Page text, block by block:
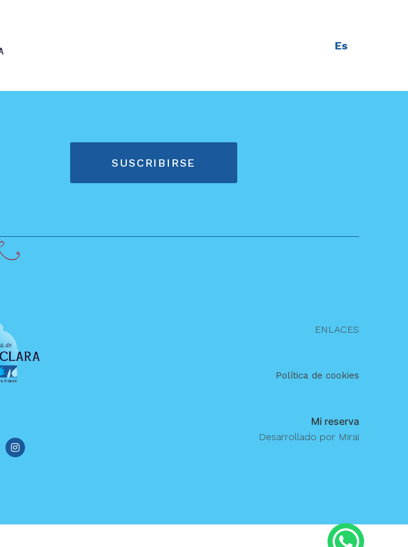
Es
SUSCRIBIRSE
ENLACES
Política de cookies
Mi reserva
Desarrollado por Mirai